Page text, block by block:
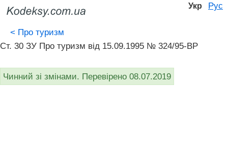
Укр Рус
< Про туризм
Ст. 30 ЗУ Про туризм вiд 15.09.1995 № 324/95-ВР
Чинний зі змінами. Перевірено 08.07.2019